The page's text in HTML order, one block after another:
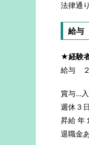
法律通
給与
★経験
給与 ２
賞与…
週休３
昇給 年
退職金